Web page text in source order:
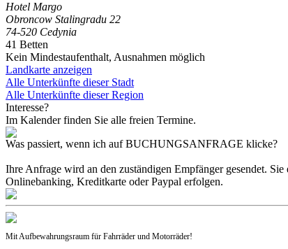
Hotel Margo
Obroncow Stalingradu 22
74-520 Cedynia
41 Betten
Kein Mindestaufenthalt, Ausnahmen möglich
Landkarte anzeigen
Alle Unterkünfte dieser Stadt
Alle Unterkünfte dieser Region
Interesse?
Im Kalender finden Sie alle freien Termine.
Was passiert, wenn ich auf BUCHUNGSANFRAGE klicke?
Ihre Anfrage wird an den zuständigen Empfänger gesendet.
Onlinebanking, Kreditkarte oder Paypal erfolgen.
Mit Aufbewahrungsraum für Fahrräder und Motorräder!